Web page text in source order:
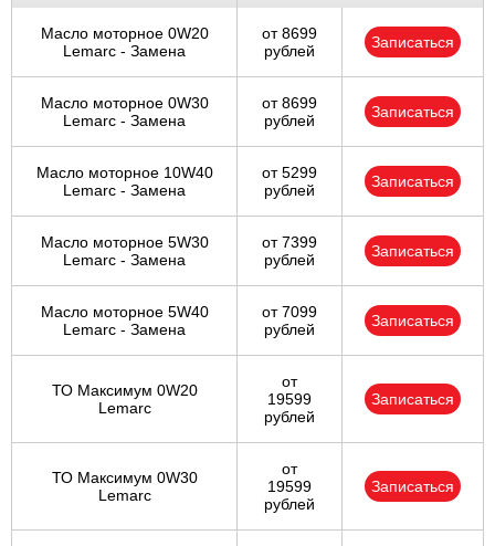
Масло моторное 0W20
Lemarc - Замена
от 8699
рублей
Записаться
Масло моторное 0W30
Lemarc - Замена
от 8699
рублей
Записаться
Масло моторное 10W40
Lemarc - Замена
от 5299
рублей
Записаться
Масло моторное 5W30
Lemarc - Замена
от 7399
рублей
Записаться
Масло моторное 5W40
Lemarc - Замена
от 7099
рублей
Записаться
ТО Максимум 0W20
Lemarc
от
19599
рублей
Записаться
ТО Максимум 0W30
Lemarc
от
19599
рублей
Записаться